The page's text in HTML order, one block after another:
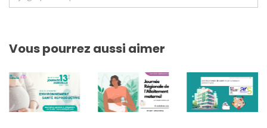
Vous pourrez aussi aimer